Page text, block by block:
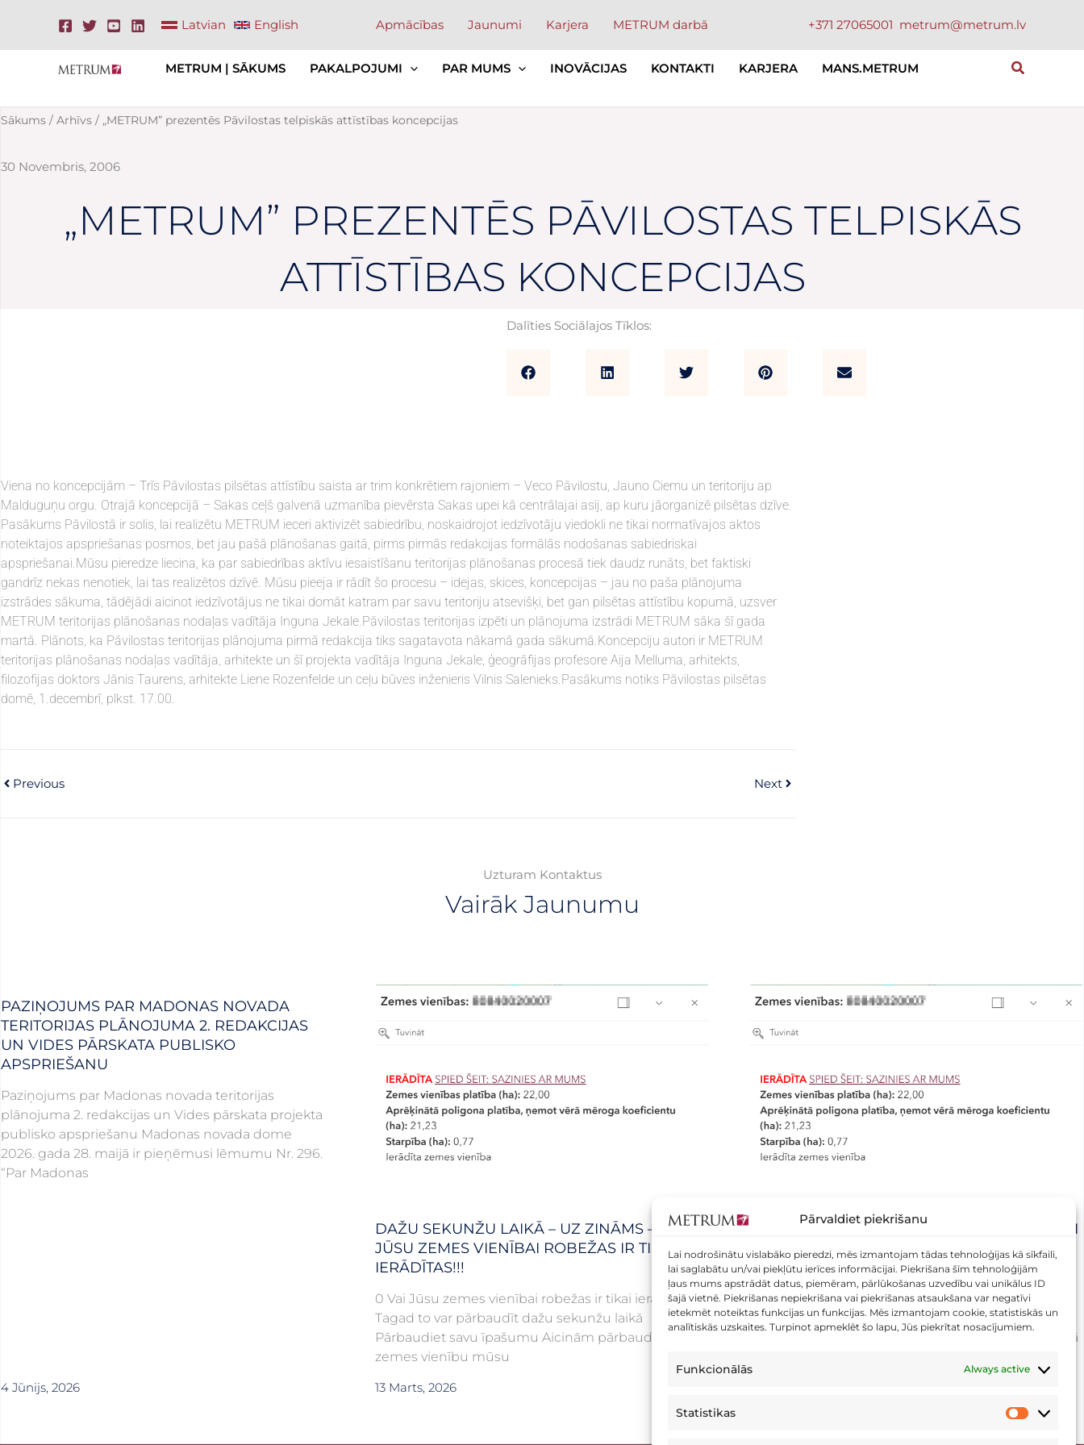
Pārvaldiet piekrišanu
Lai nodrošinātu vislabāko pieredzi, mēs izmantojam tādas tehnoloģijas kā sīkfaili,
lai saglabātu un/vai piekļūtu ierīces informācijai. Piekrišana šīm tehnoloģijām
ļaus mums apstrādāt datus, piemēram, pārlūkošanas uzvedību vai unikālus ID
šajā vietnē. Piekrišanas nepiekrišana vai piekrišanas atsaukšana var negatīvi
ietekmēt noteiktas funkcijas un funkcijas. Mēs izmantojam cookie, statistiskās un
analītiskās uzskaites. Turpinot apmeklēt šo lapu, Jūs piekrītat nosacījumiem.
Funkcionālās Always active
Statistikas Statistikas
content
Latvian English Apmācības Jaunumi Karjera METRUM darbā +371 27065001 metrum@metrum.lv
METRUM | SĀKUMS PAKALPOJUMI PAR MUMS INOVĀCIJAS KONTAKTI KARJERA MANS.METRUM
Sākums / Arhīvs / „METRUM” prezentēs Pāvilostas telpiskās attīstības koncepcijas
30 Novembris, 2006
„METRUM” PREZENTĒS PĀVILOSTAS TELPISKĀS
ATTĪSTĪBAS KONCEPCIJAS
Dalīties Sociālajos Tīklos:
Viena no koncepcijām – Trīs Pāvilostas pilsētas attīstību saista ar trim konkrētiem rajoniem – Veco Pāvilostu, Jauno Ciemu un teritoriju ap
Malduguņu orgu. Otrajā koncepcijā – Sakas ceļš galvenā uzmanība pievērsta Sakas upei kā centrālajai asij, ap kuru jāorganizē pilsētas dzīve.
Pasākums Pāvilostā ir solis, lai realizētu METRUM ieceri aktivizēt sabiedrību, noskaidrojot iedzīvotāju viedokli ne tikai normatīvajos aktos
noteiktajos apspriešanas posmos, bet jau pašā plānošanas gaitā, pirms pirmās redakcijas formālās nodošanas sabiedriskai
apspriešanai.Mūsu pieredze liecina, ka par sabiedrības aktīvu iesaistīšanu teritorijas plānošanas procesā tiek daudz runāts, bet faktiski
gandrīz nekas nenotiek, lai tas realizētos dzīvē. Mūsu pieeja ir rādīt šo procesu – idejas, skices, koncepcijas – jau no paša plānojuma
izstrādes sākuma, tādējādi aicinot iedzīvotājus ne tikai domāt katram par savu teritoriju atsevišķi, bet gan pilsētas attīstību kopumā, uzsver
METRUM teritorijas plānošanas nodaļas vadītāja Inguna Jekale.Pāvilostas teritorijas izpēti un plānojuma izstrādi METRUM sāka šī gada
martā. Plānots, ka Pāvilostas teritorijas plānojuma pirmā redakcija tiks sagatavota nākamā gada sākumā.Koncepciju autori ir METRUM
teritorijas plānošanas nodaļas vadītāja, arhitekte un šī projekta vadītāja Inguna Jekale, ģeogrāfijas profesore Aija Melluma, arhitekts,
filozofijas doktors Jānis Taurens, arhitekte Liene Rozenfelde un ceļu būves inženieris Vilnis Salenieks.Pasākums notiks Pāvilostas pilsētas
domē, 1.decembrī, plkst. 17.00.
Previous
Next
Uzturam Kontaktus
Vairāk Jaunumu
PAZIŅOJUMS PAR MADONAS NOVADA
TERITORIJAS PLĀNOJUMA 2. REDAKCIJAS
UN VIDES PĀRSKATA PUBLISKO
APSPRIEŠANU
Paziņojums par Madonas novada teritorijas
plānojuma 2. redakcijas un Vides pārskata projekta
publisko apspriešanu Madonas novada dome
2026. gada 28. maijā ir pieņēmusi lēmumu Nr. 296.
“Par Madonas
4 Jūnijs, 2026
DAŽU SEKUNŽU LAIKĀ – UZ ZINĀMS – VAI
JŪSU ZEMES VIENĪBAI ROBEŽAS IR TIKAI
IERĀDĪTAS!!!
0 Vai Jūsu zemes vienībai robežas ir tikai ierādītas?
Tagad to var pārbaudīt dažu sekunžu laikā
Pārbaudiet savu īpašumu Aicinām pārbaudīt savu
zemes vienību mūsu
13 Marts, 2026
VAI JŪSU ZEMES VIENĪBAI ROBEŽAS IR TIKAI
IERĀDĪTAS? TAGAD TO VAR PĀRBAUDĪT
DAŽU SEKUNŽU LAIKĀ!
0 Vai Jūsu zemes vienībai robežas ir tikai ierādītas?
Tagad to var pārbaudīt dažu sekunžu laikā Aicinām
pārbaudīt savu zemes vienību mūsu izveidotajā rīkā